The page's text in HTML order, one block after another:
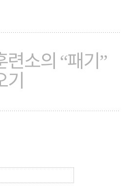
련소의 “패기”